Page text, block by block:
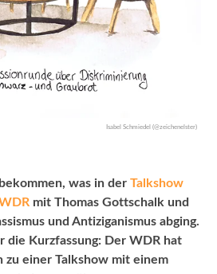
Isabel Schmiedel (@zeichenelster)
was in der Talkshow
mit Thomas Gottschalk und
und Antiziganismus abging.
die Kurzfassung: Der WDR hat
einer Talkshow mit einem